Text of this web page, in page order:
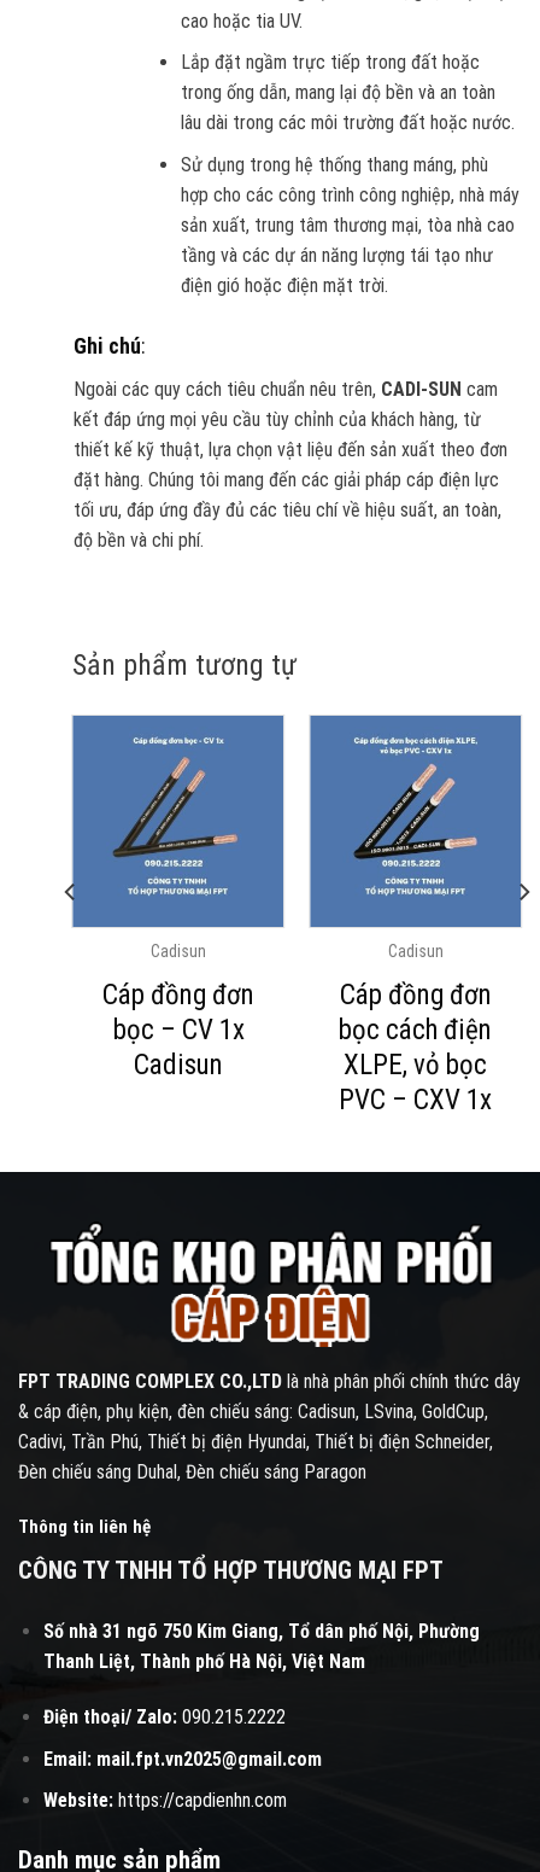
cao hoặc tia UV.
Lắp đặt ngầm trực tiếp trong đất hoặc
trong ống dẫn, mang lại độ bền và an toàn
lâu dài trong các môi trường đất hoặc nước.
Sử dụng trong hệ thống thang máng, phù
hợp cho các công trình công nghiệp, nhà máy
sản xuất, trung tâm thương mại, tòa nhà cao
tầng và các dự án năng lượng tái tạo như
điện gió hoặc điện mặt trời.
Ghi chú:
Ngoài các quy cách tiêu chuẩn nêu trên, CADI-SUN cam
kết đáp ứng mọi yêu cầu tùy chỉnh của khách hàng, từ
thiết kế kỹ thuật, lựa chọn vật liệu đến sản xuất theo đơn
đặt hàng. Chúng tôi mang đến các giải pháp cáp điện lực
tối ưu, đáp ứng đầy đủ các tiêu chí về hiệu suất, an toàn,
độ bền và chi phí.
Sản phẩm tương tự
Cadisun
Cáp đồng đơn
bọc – CV 1x
Cadisun
Cadisun
Cáp đồng đơn
bọc cách điện
XLPE, vỏ bọc
PVC – CXV 1x
FPT TRADING COMPLEX CO.,LTD là nhà phân phối chính thức dây
& cáp điện, phụ kiện, đèn chiếu sáng: Cadisun, LSvina, GoldCup,
Cadivi, Trần Phú, Thiết bị điện Hyundai, Thiết bị điện Schneider,
Đèn chiếu sáng Duhal, Đèn chiếu sáng Paragon
Thông tin liên hệ
CÔNG TY TNHH TỔ HỢP THƯƠNG MẠI FPT
Số nhà 31 ngõ 750 Kim Giang, Tổ dân phố Nội, Phường
Thanh Liệt, Thành phố Hà Nội, Việt Nam
Điện thoại/ Zalo:090.215.2222
Email: mail.fpt.vn2025@gmail.com
Website: https://capdienhn.com
Danh mục sản phẩm